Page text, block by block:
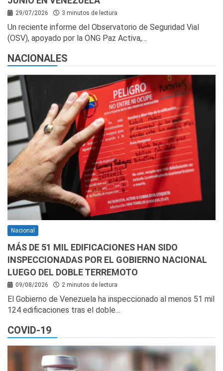
29/07/2026 3 minutos de lectura
Un reciente informe del Observatorio de Seguridad Vial
(OSV), apoyado por la ONG Paz Activa,…
NACIONALES
Nacional
MÁS DE 51 MIL EDIFICACIONES HAN SIDO
INSPECCIONADAS POR EL GOBIERNO NACIONAL
LUEGO DEL DOBLE TERREMOTO
09/08/2026 2 minutos de lectura
El Gobierno de Venezuela ha inspeccionado al menos 51 mil
124 edificaciones tras el doble…
COVID-19